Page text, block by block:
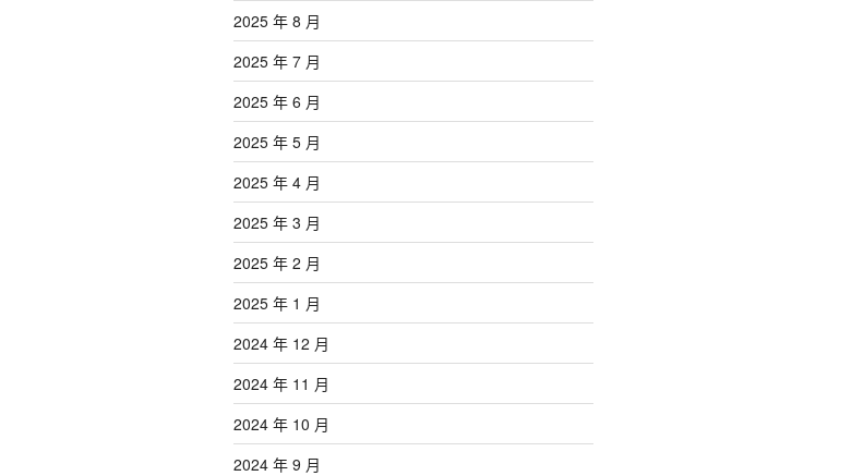
2025 年 8 月
2025 年 7 月
2025 年 6 月
2025 年 5 月
2025 年 4 月
2025 年 3 月
2025 年 2 月
2025 年 1 月
2024 年 12 月
2024 年 11 月
2024 年 10 月
2024 年 9 月